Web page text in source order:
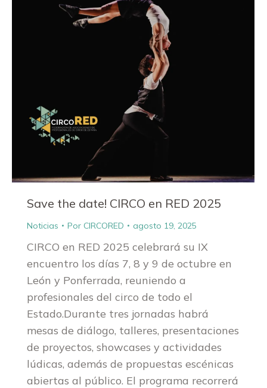
Save the date! CIRCO en RED 2025
Noticias Por CIRCORED agosto 19, 2025
CIRCO en RED 2025 celebrará su IX
encuentro los días 7, 8 y 9 de octubre en
León y Ponferrada, reuniendo a
profesionales del circo de todo el
Estado.Durante tres jornadas habrá
mesas de diálogo, talleres, presentaciones
de proyectos, showcases y actividades
lúdicas, además de propuestas escénicas
abiertas al público. El programa recorrerá